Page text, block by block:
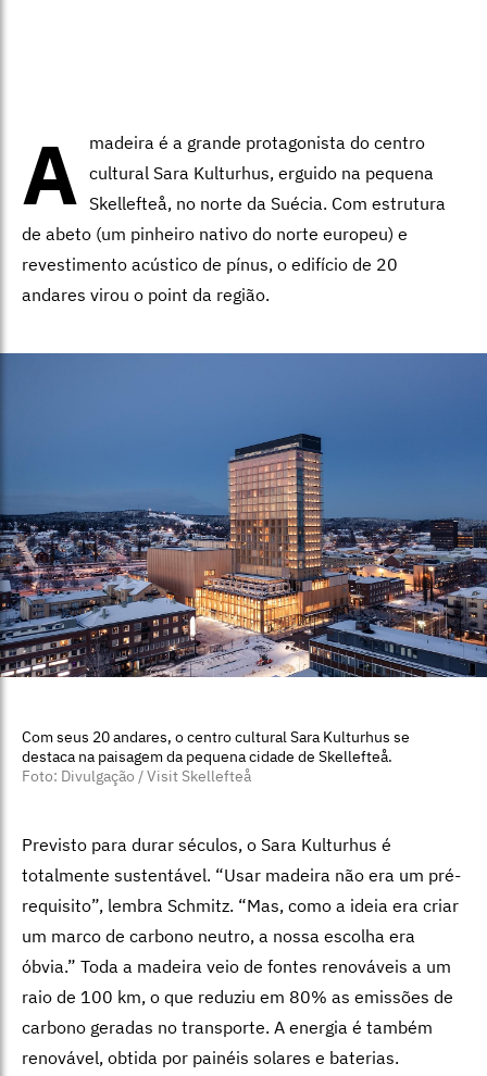
A madeira é a grande protagonista do centro
cultural Sara Kulturhus, erguido na pequena
Skellefteå, no norte da Suécia. Com estrutura
de abeto (um pinheiro nativo do norte europeu) e
revestimento acústico de pínus, o edifício de 20
andares virou o point da região.
Com seus 20 andares, o centro cultural Sara Kulturhus se
destaca na paisagem da pequena cidade de Skellefteå.
Foto: Divulgação / Visit Skellefteå
Previsto para durar séculos, o Sara Kulturhus é
totalmente sustentável. “Usar madeira não era um pré-
requisito”, lembra Schmitz. “Mas, como a ideia era criar
um marco de carbono neutro, a nossa escolha era
óbvia.” Toda a madeira veio de fontes renováveis a um
raio de 100 km, o que reduziu em 80% as emissões de
carbono geradas no transporte. A energia é também
renovável, obtida por painéis solares e baterias.